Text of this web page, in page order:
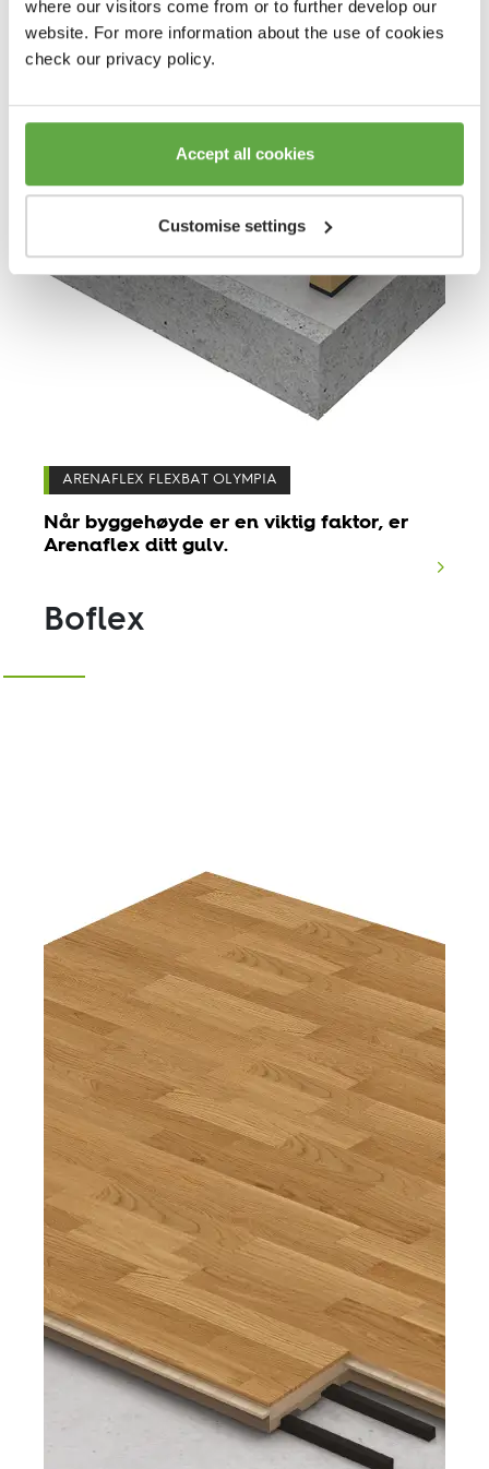
where our visitors come from or to further develop our
website. For more information about the use of cookies
check our privacy policy.
Accept all cookies
Customise settings
ARENAFLEX FLEXBAT OLYMPIA
Når byggehøyde er en viktig faktor, er
Arenaflex ditt gulv.
Boflex